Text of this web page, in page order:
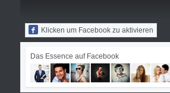
Klicken um Facebook zu aktivieren
Das Essence auf Facebook